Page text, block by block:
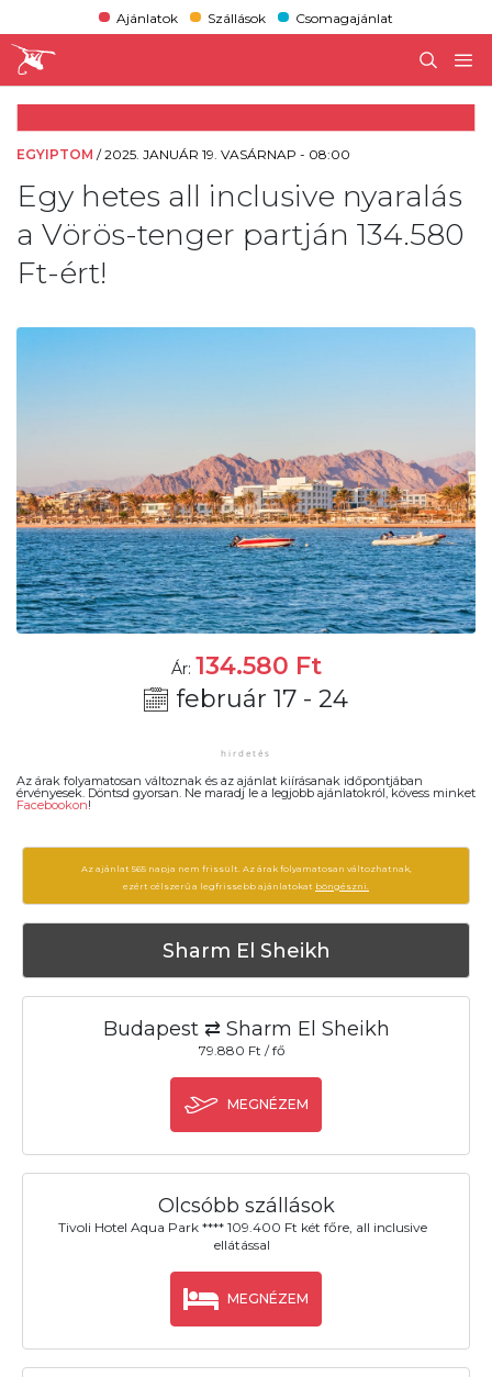
Ajánlatok Szállások Csomagajánlat
EGYIPTOM /2025. JANUÁR 19. VASÁRNAP - 08:00
Egy hetes all inclusive nyaralás
a Vörös-tenger partján 134.580
Ft-ért!
Ár: 134.580 Ft
február 17 - 24
Az árak folyamatosan változnak és az ajánlat kiírásanak időpontjában
érvényesek. Döntsd gyorsan. Ne maradj le a legjobb ajánlatokról, kövess minket
Facebookon!
Az ajánlat 565 napja nem frissült. Az árak folyamatosan változhatnak,
ezért célszerű a legfrissebb ajánlatokat böngészni.
Sharm El Sheikh
Budapest ⇄ Sharm El Sheikh
79.880 Ft / fő
MEGNÉZEM
Olcsóbb szállások
Tivoli Hotel Aqua Park **** 109.400 Ft két főre, all inclusive
ellátással
MEGNÉZEM